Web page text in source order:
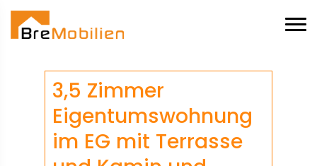
3,5 Zimmer
Eigentumswohnung
im EG mit Terrasse